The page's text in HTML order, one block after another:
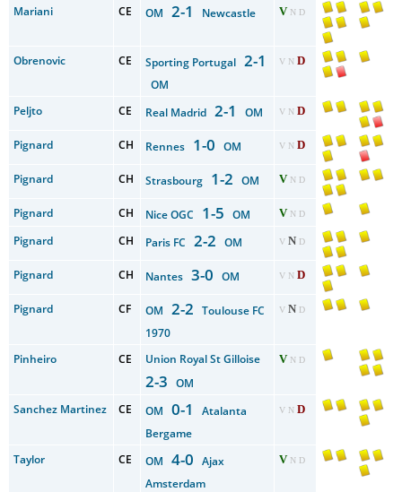
Mariani CE OM 2-1 Newcastle V N D
Obrenovic CE Sporting Portugal 2-1
OM
V N D
Peljto CE Real Madrid 2-1 OM V N D
Pignard CH Rennes 1-0 OM V N D
Pignard CH Strasbourg 1-2 OM V N D
Pignard CH Nice OGC 1-5 OM V N D
Pignard CH Paris FC 2-2 OM V N D
Pignard CH Nantes 3-0 OM V N D
Pignard CF OM 2-2 Toulouse FC
1970
V N D
Pinheiro CE Union Royal St Gilloise
2-3 OM
V N D
Sanchez Martinez CE OM 0-1
Atalanta
Bergame
V N D
Taylor CE OM 4-0 Ajax
Amsterdam
V N D